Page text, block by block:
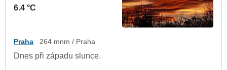
6.4 °C
Praha 264 mnm / Praha
Dnes při západu slunce.